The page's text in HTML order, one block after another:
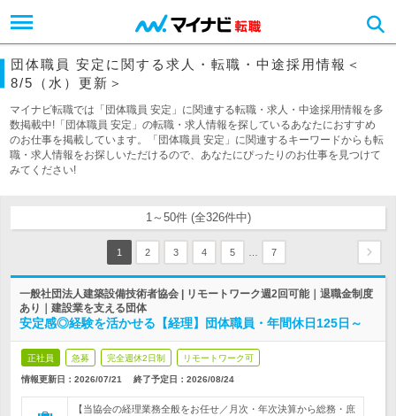
団体職員 安定に関する求人・転職・中途採用情報＜
8/5（水）更新＞
マイナビ転職では「団体職員 安定」に関連する転職・求人・中途採用情報を多
数掲載中!「団体職員 安定」の転職・求人情報を探しているあなたにおすすめ
のお仕事を掲載しています。「団体職員 安定」に関連するキーワードからも転
職・求人情報をお探しいただけるので、あなたにぴったりのお仕事を見つけて
みてください!
1～50件 (全326件中)
1 2 3 4 5 7
一般社団法人建築設備技術者協会 | リモートワーク週2回可能｜退職金制度
あり｜建設業を支える団体
安定感◎経験を活かせる【経理】団体職員・年間休日125日～
正社員 急募 完全週休2日制 リモートワーク可
情報更新日：2026/07/21 終了予定日： 2026/08/24
【当協会の経理業務全般をお任せ／月次・年次決算から総務・庶